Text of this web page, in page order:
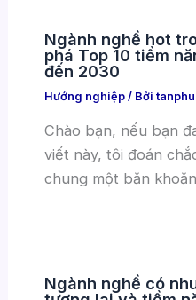
Ngành nghề hot
phá Top 10 tiềm
đến 2030
Hướng nghiệp/ Bởi
Chào bạn, nếu bạn
viết này, tôi đoán
chung một băn
Ngành nghề có